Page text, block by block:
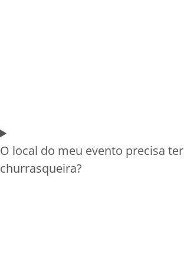
O local do meu evento precisa ter
churrasqueira?